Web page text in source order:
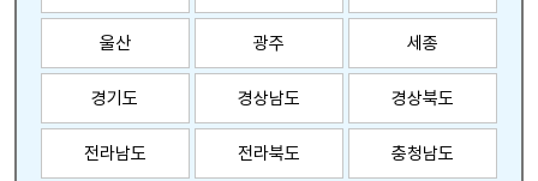
울산 광주 세종
경기도 경상남도 경상북도
전라남도 전라북도 충청남도